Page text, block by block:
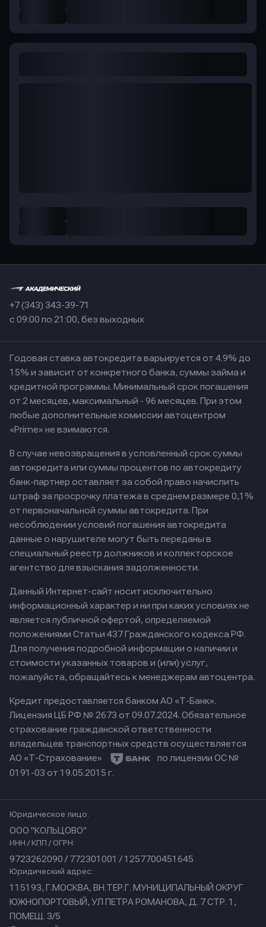
+7 (343) 343-39-71
с 09:00 по 21:00, без выходных
Годовая ставка автокредита варьируется от 4.9% до
15% и зависит от конкретного банка, суммы займа и
кредитной программы. Минимальный срок погашения
от 2 месяцев, максимальный - 96 месяцев. При этом
любые дополнительные комиссии автоцентром
«Prime» не взимаются.
В случае невозвращения в условленный срок суммы
автокредита или суммы процентов по автокредиту
банк-партнер оставляет за собой право начислить
штраф за просрочку платежа в среднем размере 0,1%
от первоначальной суммы автокредита. При
несоблюдении условий погашения автокредита
данные о нарушителе могут быть переданы в
специальный реестр должников и коллекторское
агентство для взыскания задолженности.
Данный Интернет-сайт носит исключительно
информационный характер и ни при каких условиях не
является публичной офертой, определяемой
положениями Статьи 437 Гражданского кодекса РФ.
Для получения подробной информации о наличии и
стоимости указанных товаров и (или) услуг,
пожалуйста, обращайтесь к менеджерам автоцентра.
Кредит предоставляется банком АО «Т-Банк».
Лицензия ЦБ РФ № 2673 от 09.07.2024. Обязательное
страхование гражданской ответственности
владельцев транспортных средств осуществляется
АО «Т-Страхование»
по лицензии ОС №
0191-03 от 19.05.2015 г.
Юридическое лицо:
ООО "КОЛЬЦОВО"
ИНН / КПП / ОГРН:
9723262090 / 772301001 / 1257700451645
Юридический адрес:
115193, Г.МОСКВА, ВН.ТЕР.Г. МУНИЦИПАЛЬНЫЙ ОКРУГ
ЮЖНОПОРТОВЫЙ, УЛ ПЕТРА РОМАНОВА, Д. 7 СТР. 1,
ПОМЕЩ. 3/5